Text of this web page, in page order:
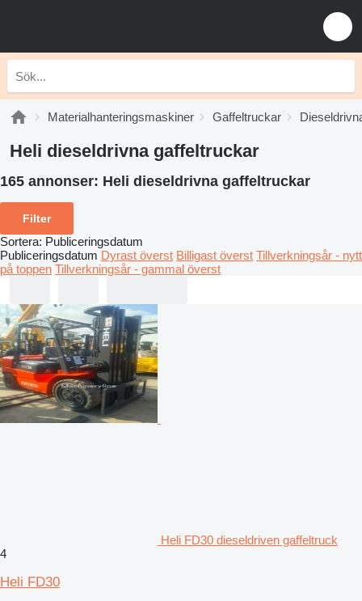
Materialhanteringsmaskiner Gaffeltruckar
Heli dieseldrivna gaffeltruckar
165 annonser: Heli dieseldrivna gaffeltruckar
Filter
Sortera: Publiceringsdatum
Publiceringsdatum Dyrast överst Billigast överst Tillverkningsår - nytt
på toppen Tillverkningsår - gammal överst
Heli FD30 dieseldriven gaffeltruck
4
Heli FD30